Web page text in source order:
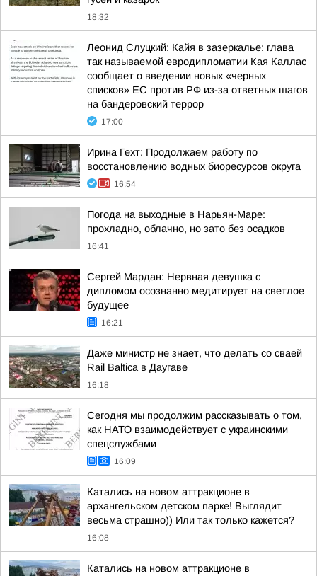
18:32
Леонид Слуцкий: Кайя в зазеркалье: глава
так называемой евродипломатии Кая Каллас
сообщает о введении новых «черных
списков» ЕС против РФ из-за ответных шагов
на бандеровский террор
17:00
Ирина Гехт: Продолжаем работу по
восстановлению водных биоресурсов округа
16:54
Погода на выходные в Нарьян-Маре:
прохладно, облачно, но зато без осадков
16:41
Сергей Мардан: Нервная девушка с
дипломом осознанно медитирует на светлое
будущее
16:21
Даже министр не знает, что делать со сваей
Rail Baltica в Даугаве
16:18
Сегодня мы продолжим рассказывать о том,
как НАТО взаимодействует с украинскими
спецслужбами
16:09
Катались на новом аттракционе в
архангельском детском парке! Выглядит
весьма страшно)) Или так только кажется?
16:08
Катались на новом аттракционе в